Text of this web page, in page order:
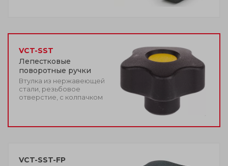
VCT-SST
Лепестковые
поворотные ручки
Втулка из нержавеющей
стали, резьбовое
отверстие, с колпачком
VCT-SST-FP